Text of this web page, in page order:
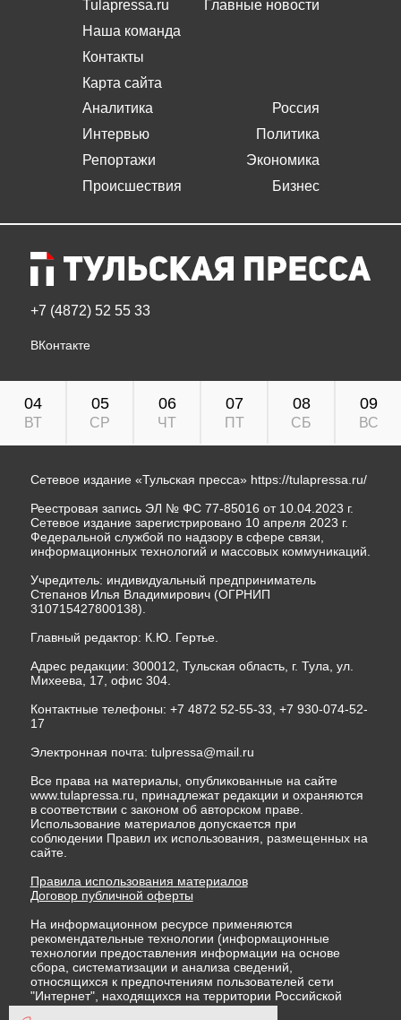
Tulapressa.ru
Наша команда
Контакты
Карта сайта
Главные новости
Аналитика
Интервью
Репортажи
Происшествия
Россия
Политика
Экономика
Бизнес
+7 (4872) 52 55 33
ВКонтакте
04
ВТ
05
СР
06
ЧТ
07
ПТ
08
СБ
09
ВС
Сетевое издание «Тульская пресса» https://tulapressa.ru/
Реестровая запись ЭЛ № ФС 77-85016 от 10.04.2023 г.
Сетевое издание зарегистрировано 10 апреля 2023 г.
Федеральной службой по надзору в сфере связи,
информационных технологий и массовых коммуникаций.
Учредитель: индивидуальный предприниматель
Степанов Илья Владимирович (ОГРНИП
310715427800138).
Главный редактор: К.Ю. Гертье.
Адрес редакции: 300012, Тульская область, г. Тула, ул.
Михеева, 17, офис 304.
Контактные телефоны: +7 4872 52-55-33, +7 930-074-52-
17
Электронная почта: tulpressa@mail.ru
Все права на материалы, опубликованные на сайте
www.tulapressa.ru, принадлежат редакции и охраняются
в соответствии с законом об авторском праве.
Использование материалов допускается при
соблюдении Правил их использования, размещенных на
сайте.
Правила использования материалов
Договор публичной оферты
На информационном ресурсе применяются
рекомендательные технологии (информационные
технологии предоставления информации на основе
сбора, систематизации и анализа сведений,
относящихся к предпочтениям пользователей сети
"Интернет", находящихся на территории Российской
Федерации)